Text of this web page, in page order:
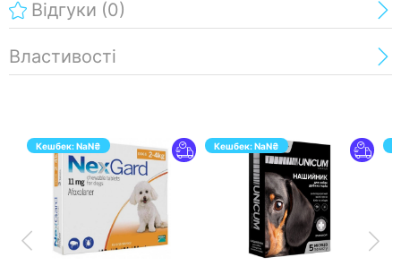
Відгуки (0)
Властивості
Кешбек:NaN₴
ПЕРЕЙТИ
Кешбек:NaN₴
ПЕРЕЙТИ